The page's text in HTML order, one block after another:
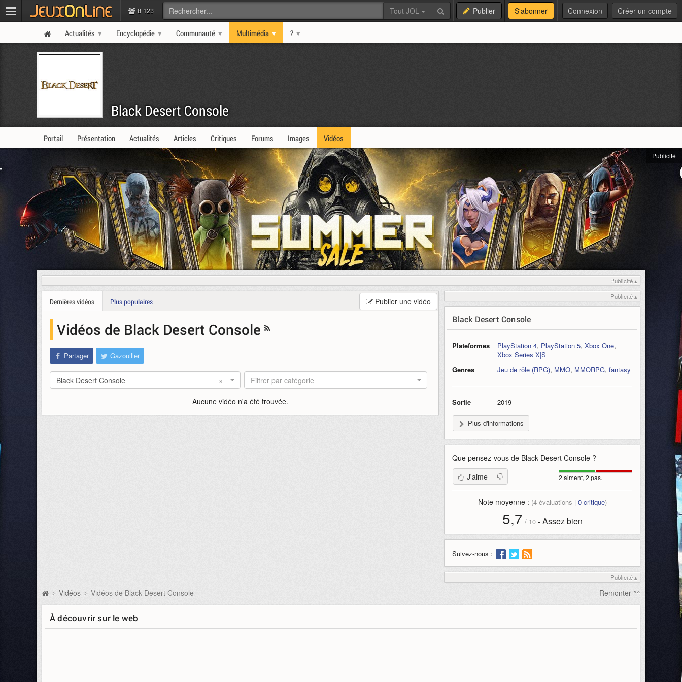
8 123 Tout JOL Publier S'abonner Connexion Créer un compte
Actualités Encyclopédie Communauté Multimédia ?
Black Desert Console
Portail Présentation Actualités Articles Critiques Forums Images Vidéos
Publicité
Publicité ▴
Publier une vidéo
Dernières vidéos Plus populaires
Vidéos de Black Desert Console
Partager Gazouiller
×
Black Desert Console Filtrer par catégorie
Aucune vidéo n'a été trouvée.
Publicité ▴
Black Desert Console
Plateformes PlayStation 4, PlayStation 5,Xbox One,
Xbox Series X|S
Genres
Jeu de rôle (RPG), MMO, MMORPG,fantasy
Sortie 2019
Plus d'informations
Que pensez-vous de Black Desert Console ?
2 aiment, 2 pas.
J'aime
Note moyenne : (4évaluations | 0critique)
5,7 / 10- Assez bien
Suivez-nous :
Publicité ▴
Remonter ^^
> Vidéos > Vidéos de Black Desert Console
À découvrir sur le web